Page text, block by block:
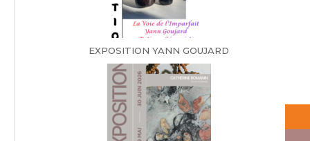
EXPOSITION YANN GOUJARD